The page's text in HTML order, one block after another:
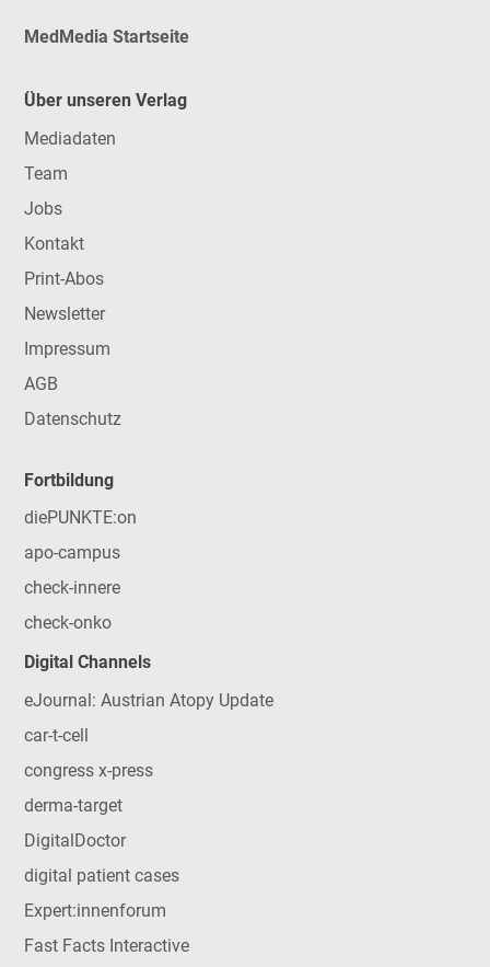
MedMedia Startseite
Über unseren Verlag
Mediadaten
Team
Jobs
Kontakt
Print-Abos
Newsletter
Impressum
AGB
Datenschutz
Fortbildung
diePUNKTE:on
apo-campus
check-innere
check-onko
Digital Channels
eJournal: Austrian Atopy Update
car-t-cell
congress x-press
derma-target
DigitalDoctor
digital patient cases
Expert:innenforum
Fast Facts Interactive